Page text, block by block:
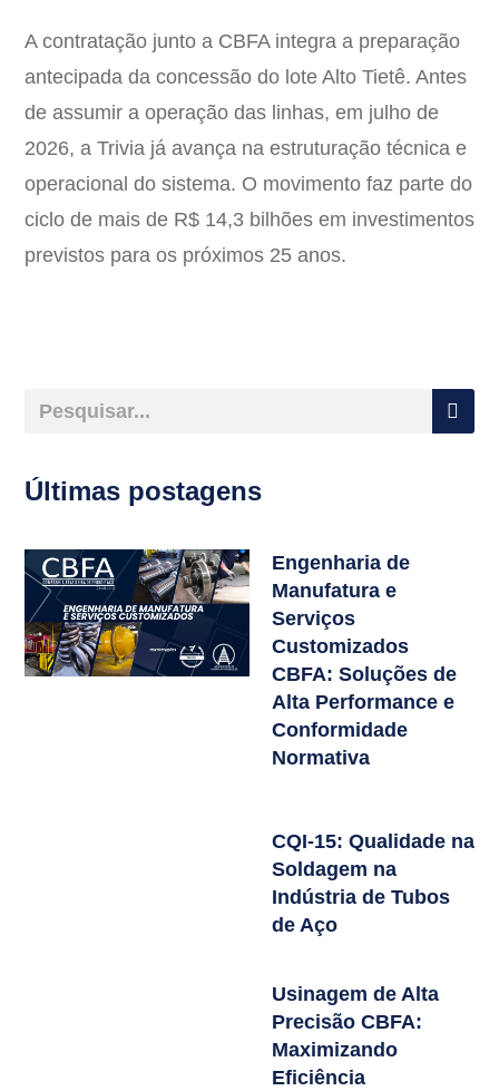
A contratação junto a CBFA integra a preparação
antecipada da concessão do lote Alto Tietê. Antes
de assumir a operação das linhas, em julho de
2026, a Trivia já avança na estruturação técnica e
operacional do sistema. O movimento faz parte do
ciclo de mais de R$ 14,3 bilhões em investimentos
previstos para os próximos 25 anos.
Últimas postagens
Engenharia de
Manufatura e
Serviços
Customizados
CBFA: Soluções de
Alta Performance e
Conformidade
Normativa
CQI-15: Qualidade na
Soldagem na
Indústria de Tubos
de Aço
Usinagem de Alta
Precisão CBFA:
Maximizando
Eficiência